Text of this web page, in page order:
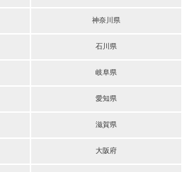
神奈川県
石川県
岐阜県
愛知県
滋賀県
大阪府